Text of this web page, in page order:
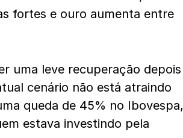
fortes e ouro aumenta entre
uma leve recuperação depois
cenário não está atraindo
queda de 45% no Ibovespa,
estava investindo pela